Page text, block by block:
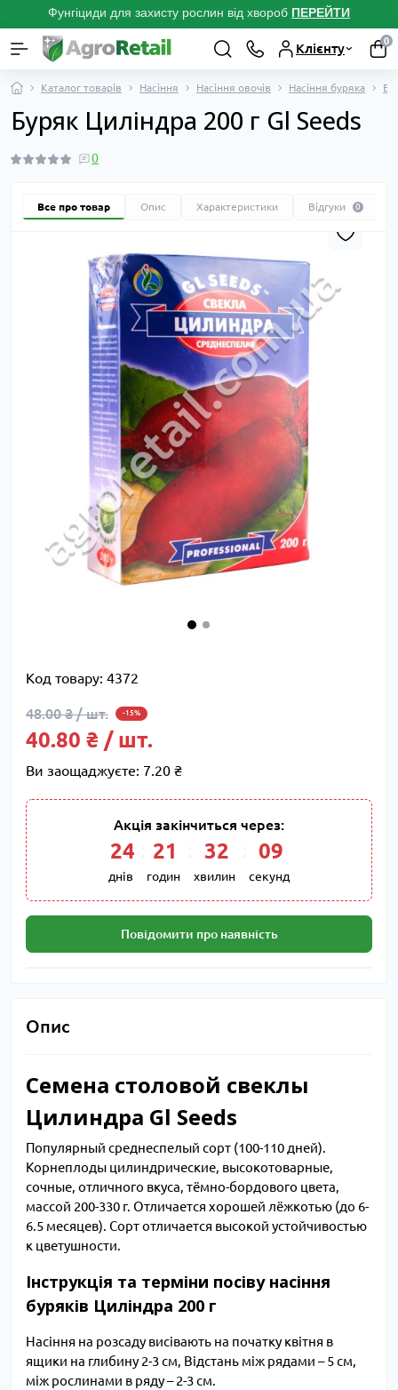
Фунгіциди для захисту рослин від хвороб ПЕРЕЙТИ
Клієнту
0
Каталог товарів Насіння Насіння овочів Насіння буряка
Буряк Циліндра 200 г Gl Seeds
0
Все про товар Опис Характеристики Відгуки 0
Код товару: 4372
48.00 ₴ / шт. -15%
40.80 ₴ / шт.
Ви заощаджуєте: 7.20 ₴
Акція закінчиться через:
24
днів
21
годин
32
хвилин
08
секунд
Повідомити про наявність
Опис
Семена столовой свеклы
Цилиндра Gl Seeds
Популярный среднеспелый сорт (100-110 дней).
Корнеплоды цилиндрические, высокотоварные,
сочные, отличного вкуса, тёмно-бордового цвета,
массой 200-330 г. Отличается хорошей лёжкотью (до 6-
6.5 месяцев). Сорт отличается высокой устойчивостью
к цветушности.
Інструкція та терміни посіву насіння
буряків Циліндра 200 г
Насіння на розсаду висівають на початку квітня в
ящики на глибину 2-3 см, Відстань між рядами – 5 см,
між рослинами в ряду – 2-3 см.